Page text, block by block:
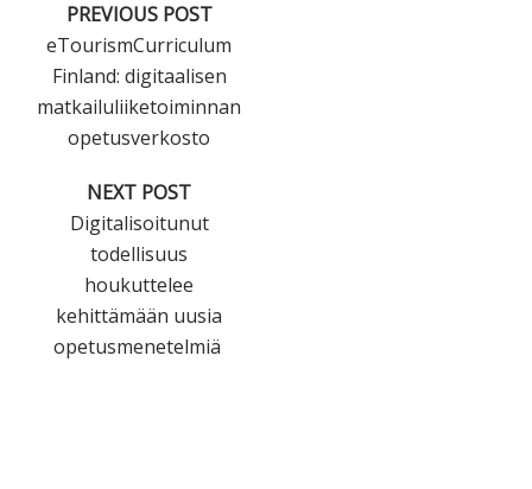
PREVIOUS POST
eTourismCurriculum
Finland: digitaalisen
matkailuliiketoiminnan
opetusverkosto
NEXT POST
Digitalisoitunut
todellisuus
houkuttelee
kehittämään uusia
opetusmenetelmiä